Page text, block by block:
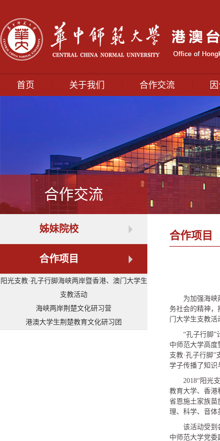
首页 关于我们 合作交流
合作交流
姊妹院校
合作项目
阳光支教·孔子行脚海峡两岸暨香港、澳门大学生
支教活动
海峡两岸荆楚文化研习营
港澳大学生荆楚教育文化研习团
合作项目
为加强海峡
务社会的精神，
门大学生支教
“孔子行脚
中师范大学高度
支教·孔子行脚
学子传播了知识
2018“阳光
教育大学、香港
省恩施土家族苗
理、科学、音体
该活动受到
中师范大学党